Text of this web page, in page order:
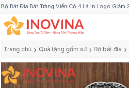
Bộ Bát Đĩa Bát Tràng Viền Cỏ 4 Lá In Logo Giảm
Trang chủ › Quà tặng gốm sứ › Bộ bát đĩa ›